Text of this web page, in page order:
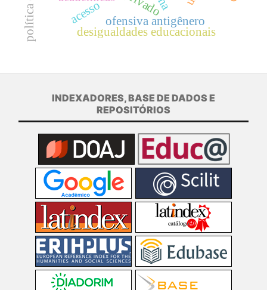
ofensiva antigênero
desigualdades educacionais
acesso
INDEXADORES, BASE DE DADOS E
REPOSITÓRIOS